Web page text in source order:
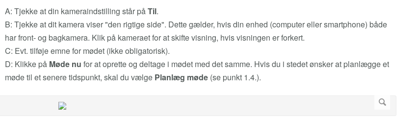
A: Tjekke at din kameraindstilling står påTil.
B: Tjekke at dit kamera viser "den rigtige side". Dette gælder, hvis din enhed (computer eller smartphone) både
har front- og bagkamera. Klik på kameraet for at skifte visning, hvis visningen er forkert.
C: Evt. tilføje emne for mødet (ikke obligatorisk).
D: Klikke på Møde nu for at oprette og deltage i mødet med det samme. Hvis du i stedet ønsker at planlægge et
møde til et senere tidspunkt, skal du vælge Planlæg møde(se punkt 1.4.).